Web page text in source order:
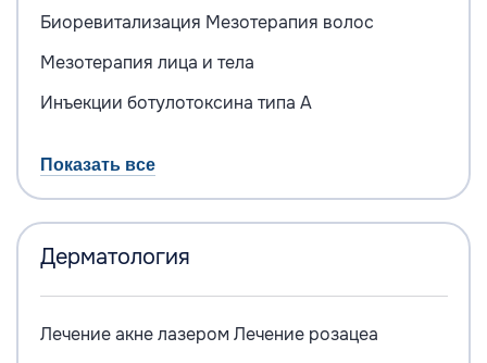
Биоревитализация Мезотерапия волос
Мезотерапия лица и тела
Инъекции ботулотоксина типа А
Показать все
Дерматология
Лечение акне лазером Лечение розацеа